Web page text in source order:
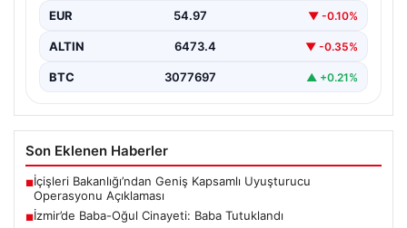
EUR 54.97 ▼ -0.10%
ALTIN 6473.4 ▼ -0.35%
BTC 3077697 ▲ +0.21%
Son Eklenen Haberler
■İçişleri Bakanlığı’ndan Geniş Kapsamlı Uyuşturucu
Operasyonu Açıklaması
■İzmir’de Baba-Oğul Cinayeti: Baba Tutuklandı